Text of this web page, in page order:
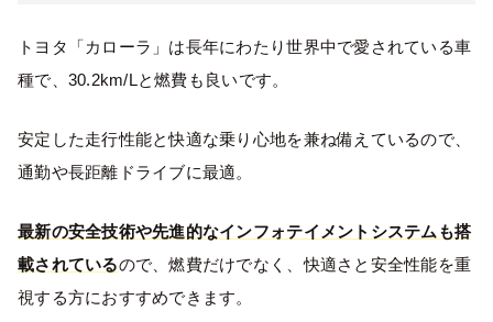
トヨタ「カローラ」は長年にわたり世界中で愛されている車
種で、30.2km/Lと燃費も良いです。
安定した走行性能と快適な乗り心地を兼ね備えているので、
通勤や長距離ドライブに最適。
最新の安全技術や先進的なインフォテイメントシステムも搭
載されているので、燃費だけでなく、快適さと安全性能を重
視する方におすすめできます。